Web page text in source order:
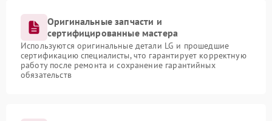
Оригинальные запчасти и
сертифицированные мастера
Используются оригинальные детали LG и прошедшие
сертификацию специалисты, что гарантирует корректную
работу после ремонта и сохранение гарантийных
обязательств